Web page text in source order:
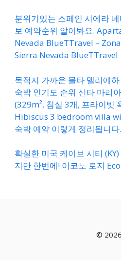
분위기있는 스페인 시에라
보 예약순위 알아봐요.
Nevada BlueTTravel –
Sierra Nevada BlueTTravel
목적지 가까운 몰타 멜리에
숙박 인기도 순위 산타 마리
(329m², 침실 3개, 프라이빗
Hibiscus 3 bedroom villa
숙박 예약 이렇게 정리됩니다.
확실한 미국 케이브 시티
지만 한번에! 이코노 로지
© 2026